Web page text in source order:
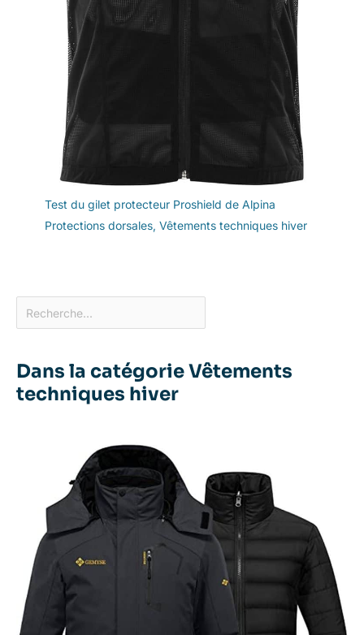
Test du gilet protecteur Proshield de Alpina
Protections dorsales, Vêtements techniques hiver
Dans la catégorie Vêtements
techniques hiver